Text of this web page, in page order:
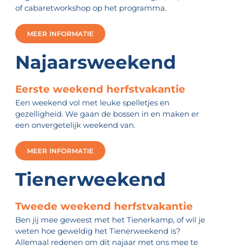
of cabaretworkshop op het programma.
MEER INFORMATIE
Najaarsweekend
Eerste weekend herfstvakantie
Een weekend vol met leuke spelletjes en
gezelligheid. We gaan de bossen in en maken er
een onvergetelijk weekend van.
MEER INFORMATIE
Tienerweekend
Tweede weekend herfstvakantie
Ben jij mee geweest met het Tienerkamp, of wil je
weten hoe geweldig het Tienerweekend is?
Allemaal redenen om dit najaar met ons mee te